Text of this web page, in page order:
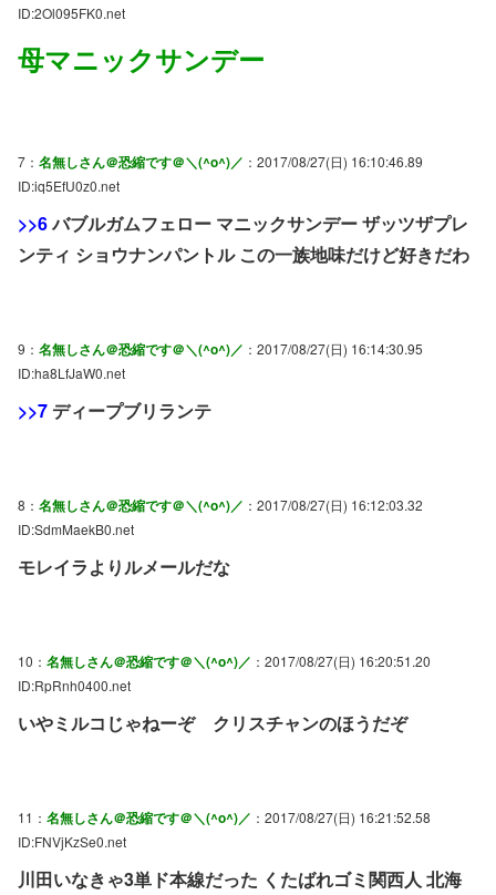
ID:2Ol095FK0.net
母マニックサンデー
7： 名無しさん＠恐縮です＠＼(^o^)／ ：2017/08/27(日) 16:10:46.89
ID:iq5EfU0z0.net
>>6バブルガムフェロー マニックサンデー ザッツザプレ
ンティ ショウナンパントル この一族地味だけど好きだわ
9： 名無しさん＠恐縮です＠＼(^o^)／ ：2017/08/27(日) 16:14:30.95
ID:ha8LfJaW0.net
>>7 ディープブリランテ
8： 名無しさん＠恐縮です＠＼(^o^)／ ：2017/08/27(日) 16:12:03.32
ID:SdmMaekB0.net
モレイラよりルメールだな
10： 名無しさん＠恐縮です＠＼(^o^)／ ：2017/08/27(日) 16:20:51.20
ID:RpRnh0400.net
いやミルコじゃねーぞ クリスチャンのほうだぞ
11： 名無しさん＠恐縮です＠＼(^o^)／ ：2017/08/27(日) 16:21:52.58
ID:FNVjKzSe0.net
川田いなきゃ3単ド本線だった くたばれゴミ関西人 北海